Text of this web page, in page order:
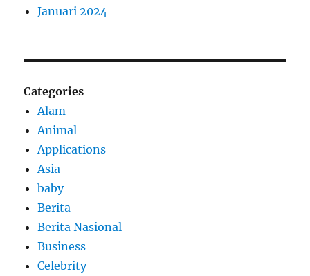
Januari 2024
Categories
Alam
Animal
Applications
Asia
baby
Berita
Berita Nasional
Business
Celebrity